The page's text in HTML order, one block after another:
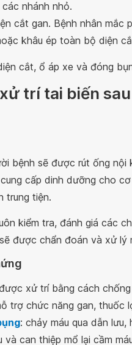
nhánh nhỏ.
cắt gan. Bệnh nhân mắc
khâu ép toàn bộ diện
cắt, ổ áp xe và đóng
trí tai biến
bệnh sẽ được rút ống
cấp dinh dưỡng cho
trung tiện.
kiểm tra, đánh giá các
được chẩn đoán và xử lý
xử trí bằng cách
trợ chức năng gan, thuốc
: chảy máu qua dẫn
và can thiệp mổ lại cầm